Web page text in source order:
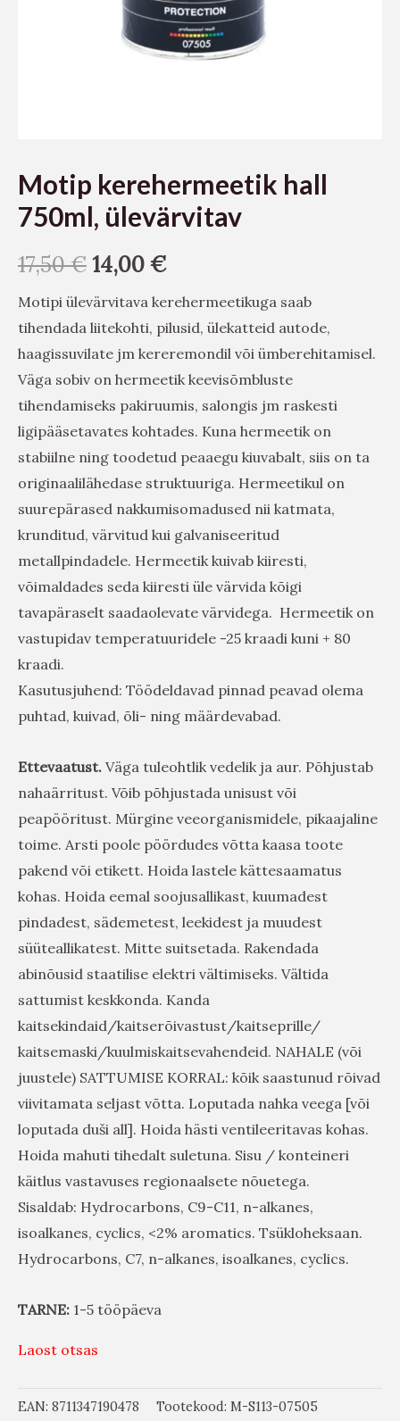
Motip kerehermeetik hall
750ml, ülevärvitav
17,50€14,00€
Motipi ülevärvitava kerehermeetikuga saab
tihendada liitekohti, pilusid, ülekatteid autode,
haagissuvilate jm kereremondil või ümberehitamisel.
Väga sobiv on hermeetik keevisõmbluste
tihendamiseks pakiruumis, salongis jm raskesti
ligipääsetavates kohtades. Kuna hermeetik on
stabiilne ning toodetud peaaegu kiuvabalt, siis on ta
originaalilähedase struktuuriga. Hermeetikul on
suurepärased nakkumisomadused nii katmata,
krunditud, värvitud kui galvaniseeritud
metallpindadele. Hermeetik kuivab kiiresti,
võimaldades seda kiiresti üle värvida kõigi
tavapäraselt saadaolevate värvidega. Hermeetik on
vastupidav temperatuuridele -25 kraadi kuni + 80
kraadi.
Kasutusjuhend: Töödeldavad pinnad peavad olema
puhtad, kuivad, õli- ning määrdevabad.
Ettevaatust. Väga tuleohtlik vedelik ja aur. Põhjustab
nahaärritust. Võib põhjustada unisust või
peapööritust. Mürgine veeorganismidele, pikaajaline
toime. Arsti poole pöördudes võtta kaasa toote
pakend või etikett. Hoida lastele kättesaamatus
kohas. Hoida eemal soojusallikast, kuumadest
pindadest, sädemetest, leekidest ja muudest
süüteallikatest. Mitte suitsetada. Rakendada
abinõusid staatilise elektri vältimiseks. Vältida
sattumist keskkonda. Kanda
kaitsekindaid/kaitserõivastust/kaitseprille/
kaitsemaski/kuulmiskaitsevahendeid. NAHALE (või
juustele) SATTUMISE KORRAL: kõik saastunud rõivad
viivitamata seljast võtta. Loputada nahka veega [või
loputada duši all]. Hoida hästi ventileeritavas kohas.
Hoida mahuti tihedalt suletuna. Sisu / konteineri
käitlus vastavuses regionaalsete nõuetega.
Sisaldab: Hydrocarbons, C9-C11, n-alkanes,
isoalkanes, cyclics, <2% aromatics. Tsükloheksaan.
Hydrocarbons, C7, n-alkanes, isoalkanes, cyclics.
TARNE: 1-5 tööpäeva
Laost otsas
EAN: 8711347190478 Tootekood: M-S113-07505